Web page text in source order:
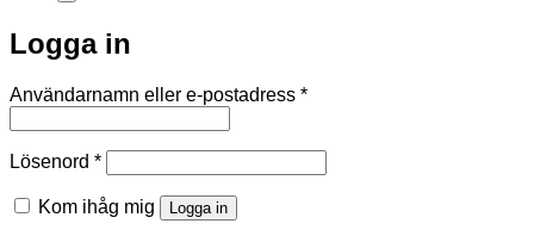
Logga in
Användarnamn eller e-postadress *Obligatoriskt
Lösenord *Obligatoriskt
Kom ihåg mig Logga in